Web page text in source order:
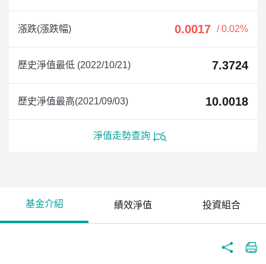
漲跌(漲跌幅) 0.0017 / 0.02%
歷史淨值最低 (2022/10/21) 7.3724
歷史淨值最高(2021/09/03) 10.0018
淨值走勢查詢
基金介紹 績效淨值 投資組合